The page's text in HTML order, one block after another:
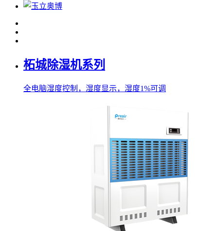
柘城除湿机系列
全电脑湿度控制，湿度显示，湿度1%可调